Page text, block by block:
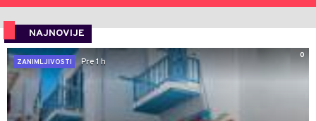
NAJNOVIJE
0
ZANIMLJIVOSTI
Pre 1 h